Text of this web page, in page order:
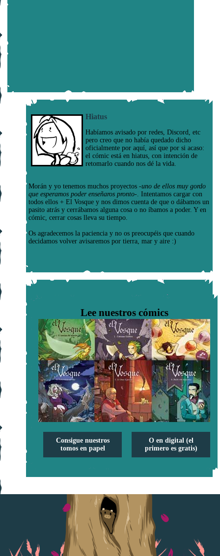
Hiatus
Habíamos avisado por redes, Discord, etc
pero creo que no había quedado dicho
oficialmente por aquí, así que por si acaso:
el cómic está en hiatus, con intención de
retomarlo cuando nos dé la vida.
Morán y yo tenemos muchos proyectos -uno de ellos muy gordo
que esperamos poder enseñaros pronto- . Intentamos cargar con
todos ellos + El Vosque y nos dimos cuenta de que o dábamos un
pasito atrás y cerrábamos alguna cosa o no íbamos a poder. Y en
cómic, cerrar cosas lleva su tiempo.
Os agradecemos la paciencia y no os preocupéis que cuando
decidamos volver avisaremos por tierra, mar y aire :)
Lee nuestros cómics
Consigue nuestros
tomos en papel
O en digital (el
primero es gratis)